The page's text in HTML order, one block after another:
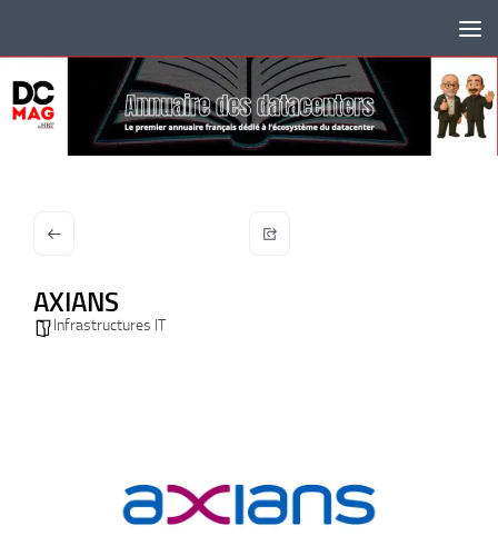
AXIANS
Infrastructures IT